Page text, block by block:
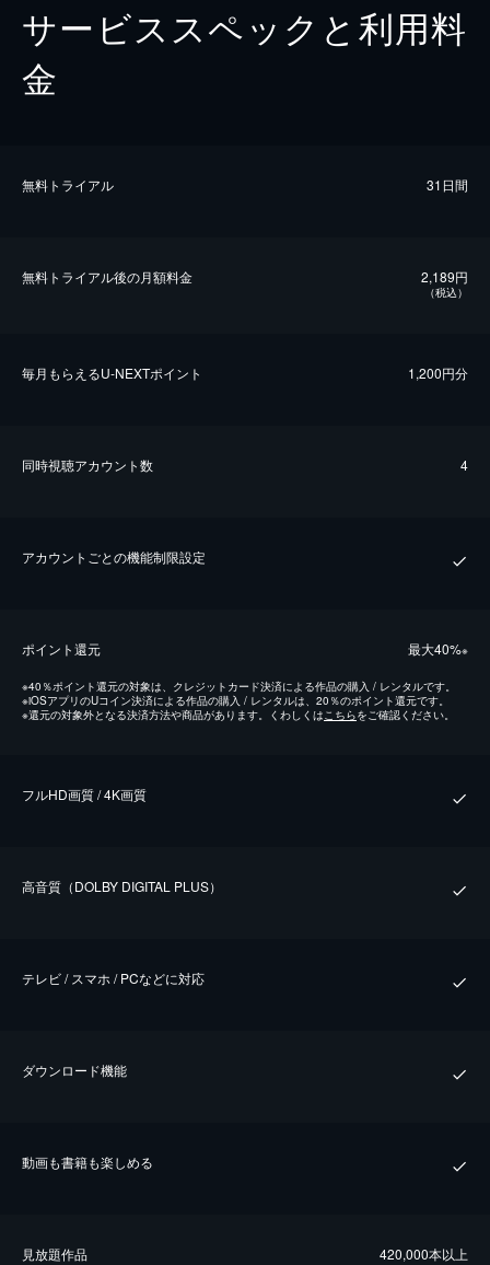
サービススペックと利用料
金
無料トライアル 31日間
無料トライアル後の⽉額料金 2,189円
（税込）
毎⽉もらえるU-NEXTポイント 1,200円分
同時視聴アカウント数 4
アカウントごとの機能制限設定
ポイント還元 最⼤40%※
※40％ポイント還元の対象は、クレジットカード決済による作品の購入 / レンタルです。
※iOSアプリのUコイン決済による作品の購入 / レンタルは、20％のポイント還元です。
※還元の対象外となる決済方法や商品があります。くわしくはこちらをご確認ください。
フルHD画質 / 4K画質
⾼⾳質（DOLBY DIGITAL PLUS）
テレビ / スマホ / PCなどに対応
ダウンロード機能
動画も書籍も楽しめる
⾒放題作品 420,000本以上